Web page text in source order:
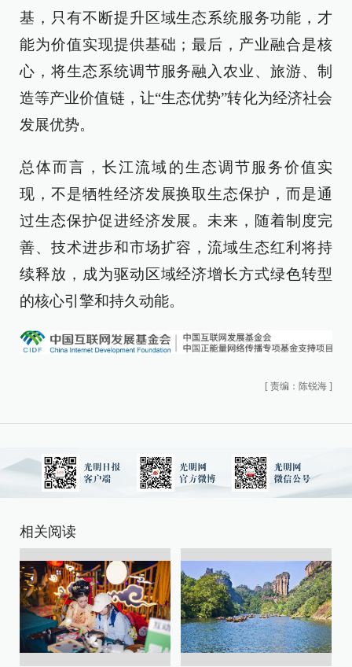
基，只有不断提升区域生态系统服务功能，才
能为价值实现提供基础；最后，产业融合是核
心，将生态系统调节服务融入农业、旅游、制
造等产业价值链，让“生态优势”转化为经济社会
发展优势。
总体而言，长江流域的生态调节服务价值实
现，不是牺牲经济发展换取生态保护，而是通
过生态保护促进经济发展。未来，随着制度完
善、技术进步和市场扩容，流域生态红利将持
续释放，成为驱动区域经济增长方式绿色转型
的核心引擎和持久动能。
[ 责编：陈锐海 ]
相关阅读